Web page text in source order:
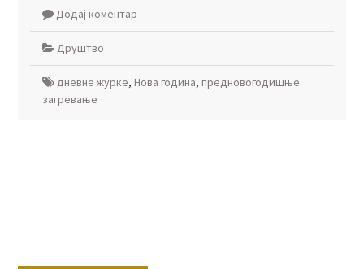
Додај коментар
Друштво
дневне журке, Нова година, предновогодишње
загревање